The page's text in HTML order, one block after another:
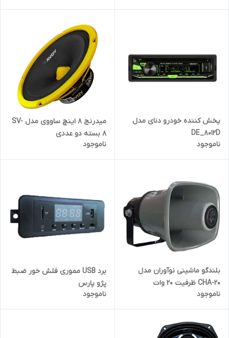
پخش کننده خودرو دنای مدل
DE_8012D
ناموجود
میدرنج 8 اینچ ساووی مدل SV-
8 بسته دو عددی
ناموجود
بلندگو ماشینی نوآوران مدل
CHA-20 ظرفیت ۲۰ وات
ناموجود
برد USB مموری فلش خور ضبط
پژو پارس
ناموجود